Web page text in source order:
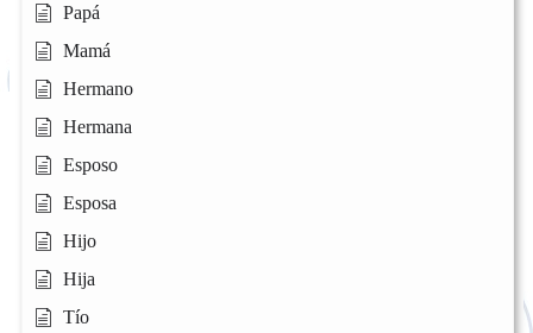
Papá
Mamá
Hermano
Hermana
Esposo
Esposa
Hijo
Hija
Tío